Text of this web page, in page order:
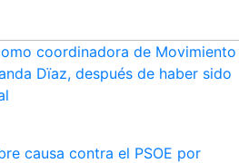
coordinadora de Movimiento
Dïaz, después de haber sido
causa contra el PSOE por